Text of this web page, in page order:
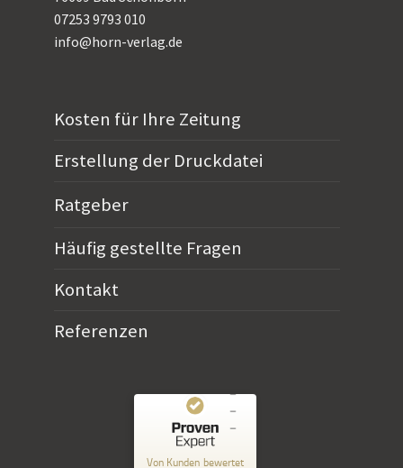
07253 9793 010
info@horn-verlag.de
Kosten für Ihre Zeitung
Erstellung der Druckdatei
Ratgeber
Häufig gestellte Fragen
Kontakt
Referenzen
Von Kunden bewertet
Kundenbewertungen und Erfahrungen zu
Horn Verlag